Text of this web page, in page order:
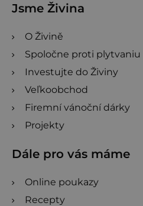
Jsme Živina
O Živině
Spoločne proti plytvaniu
Investujte do Živiny
Veľkoobchod
Firemní vánoční dárky
Projekty
Dále pro vás máme
Online poukazy
Recepty